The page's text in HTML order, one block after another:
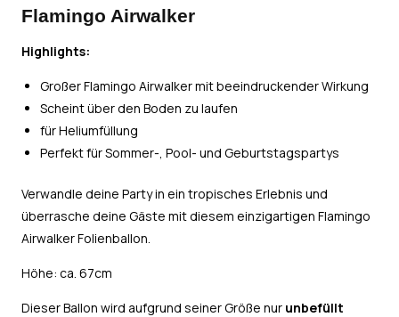
Flamingo Airwalker
Highlights:
Großer Flamingo Airwalker mit beeindruckender Wirkung
Scheint über den Boden zu laufen
für Heliumfüllung
Perfekt für Sommer-, Pool- und Geburtstagspartys
Verwandle deine Party in ein tropisches Erlebnis und
überrasche deine Gäste mit diesem einzigartigen Flamingo
Airwalker Folienballon.
Höhe: ca. 67cm
Dieser Ballon wird aufgrund seiner Größe nur unbefüllt